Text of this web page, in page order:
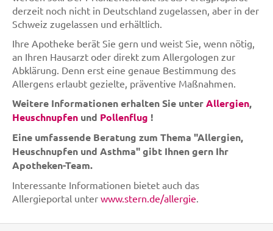
derzeit noch nicht in Deutschland zugelassen, aber in der
Schweiz zugelassen und erhältlich.
Ihre Apotheke berät Sie gern und weist Sie, wenn nötig,
an Ihren Hausarzt oder direkt zum Allergologen zur
Abklärung. Denn erst eine genaue Bestimmung des
Allergens erlaubt gezielte, präventive Maßnahmen.
Weitere Informationen erhalten Sie unterAllergien,
Heuschnupfen und Pollenflug !
Eine umfassende Beratung zum Thema "Allergien,
Heuschnupfen und Asthma" gibt Ihnen gern Ihr
Apotheken-Team.
Interessante Informationen bietet auch das
Allergieportal unter www.stern.de/allergie.